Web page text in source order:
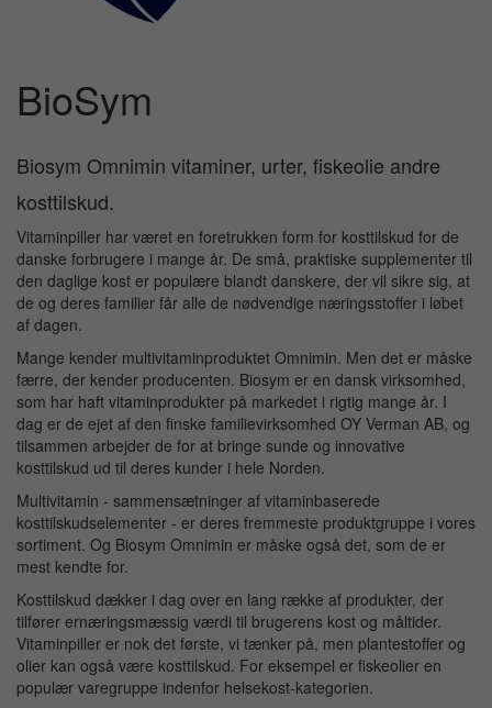
BioSym
Biosym Omnimin vitaminer, urter, fiskeolie andre
kosttilskud.
Vitaminpiller har været en foretrukken form for kosttilskud for de
danske forbrugere i mange år. De små, praktiske supplementer til
den daglige kost er populære blandt danskere, der vil sikre sig, at
de og deres familier får alle de nødvendige næringsstoffer i løbet
af dagen.
Mange kender multivitaminproduktet Omnimin. Men det er måske
færre, der kender producenten. Biosym er en dansk virksomhed,
som har haft vitaminprodukter på markedet i rigtig mange år. I
dag er de ejet af den finske familievirksomhed OY Verman AB, og
tilsammen arbejder de for at bringe sunde og innovative
kosttilskud ud til deres kunder i hele Norden.
Multivitamin - sammensætninger af vitaminbaserede
kosttilskudselementer - er deres fremmeste produktgruppe i vores
sortiment. Og Biosym Omnimin er måske også det, som de er
mest kendte for.
Kosttilskud dækker i dag over en lang række af produkter, der
tilfører ernæringsmæssig værdi til brugerens kost og måltider.
Vitaminpiller er nok det første, vi tænker på, men plantestoffer og
olier kan også være kosttilskud. For eksempel er fiskeolier en
populær varegruppe indenfor helsekost-kategorien.